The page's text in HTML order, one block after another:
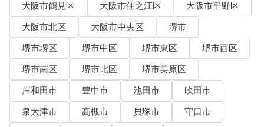
大阪市鶴見区
大阪市住之江区
大阪市平野区
大阪市北区
大阪市中央区
堺市
堺市堺区
堺市中区 堺市東区
堺市西区
堺市南区
堺市北区
堺市美原区
岸和田市
豊中市 池田市
吹田市
泉大津市
高槻市 貝塚市
守口市